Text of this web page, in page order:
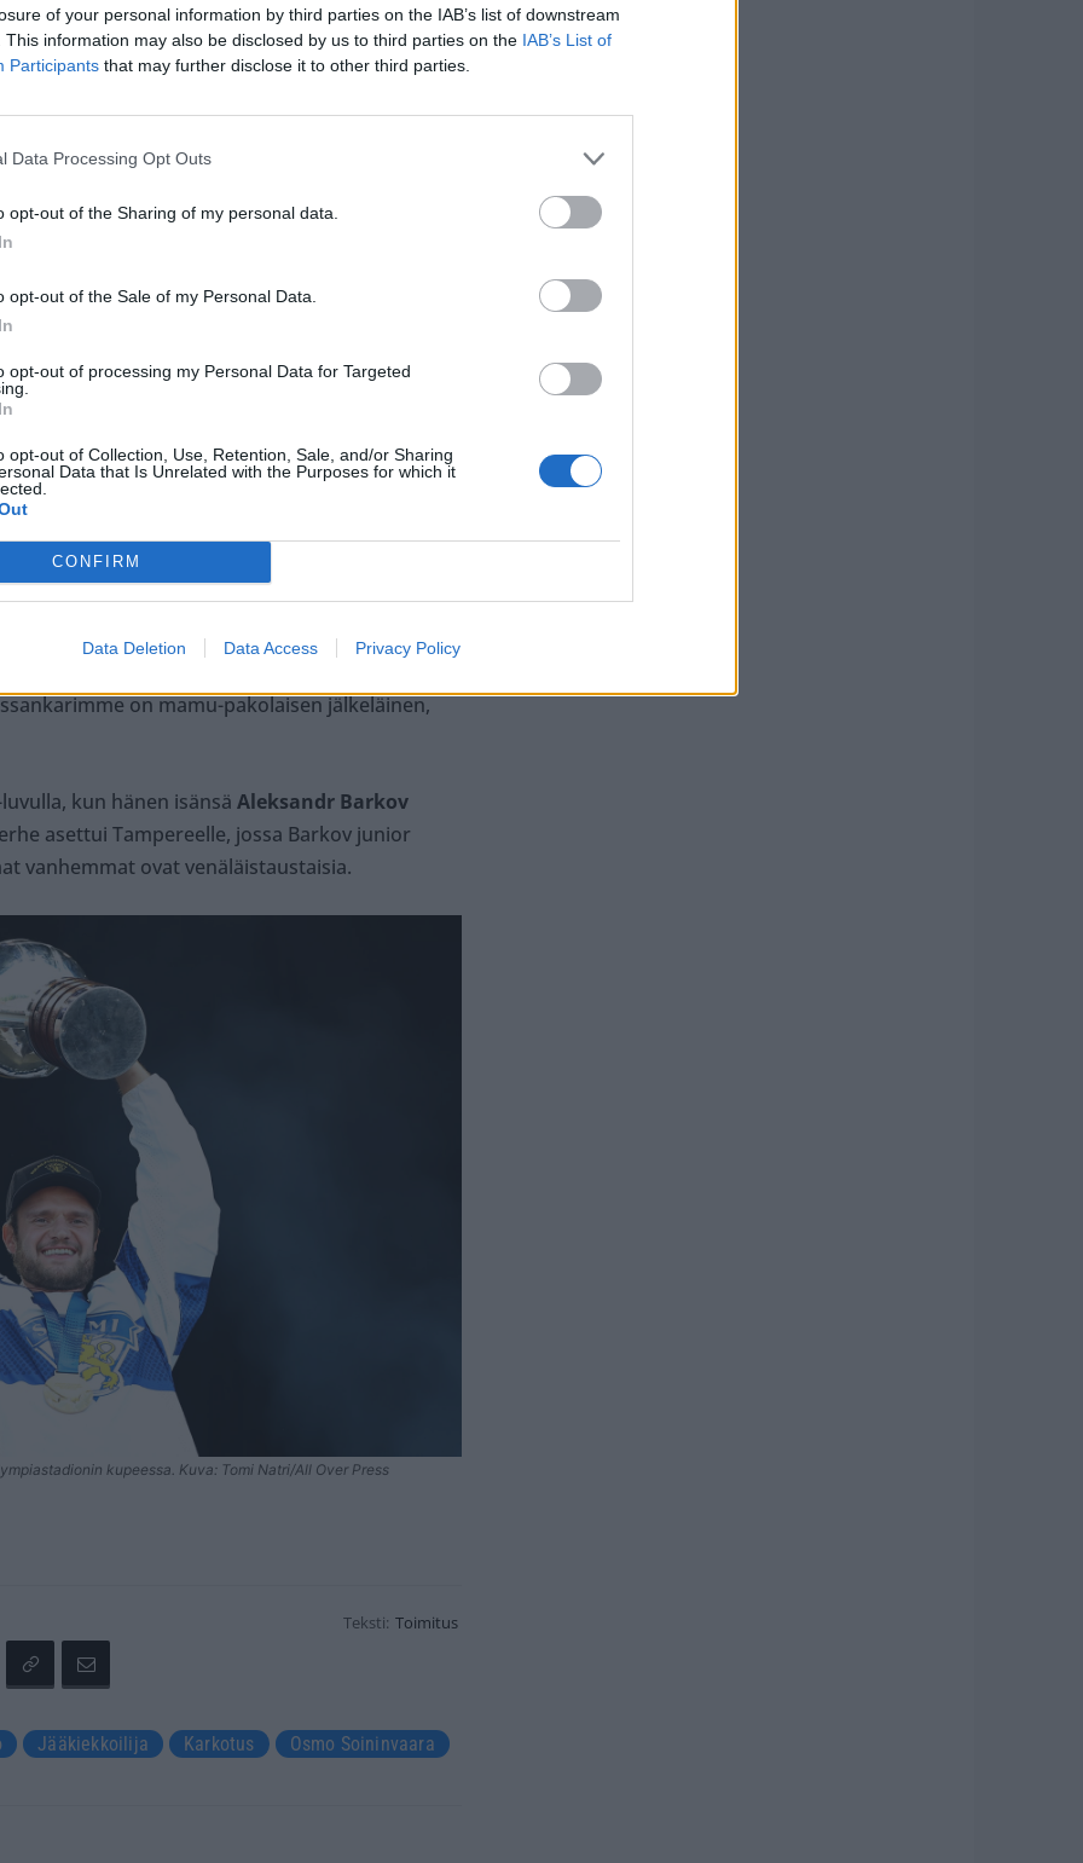
of your personal information by third parties on the IAB’s list of downstream
This information may also be disclosed by us to third parties on the IAB’s List of
Participants that may further disclose it to other third parties.
Data Processing Opt Outs
opt-out of the Sharing of my personal data.
opt-out of the Sale of my Personal Data.
opt-out of processing my Personal Data for Targeted
opt-out of Collection, Use, Retention, Sale, and/or Sharing
Data that Is Unrelated with the Purposes for which it
CONFIRM
Data Deletion Data Access Privacy Policy
mutta kukin tyylillään. Sua on
jotenkin fiksuna vihreänä, mutta tämähän on
on ihmisvihaajia ja haluaa kaikki
että tämän tason poliitikko pistää puurot
pilata mestaruusjuhlat omalla
niin että persut mahdollistivat Suomen MM-
päästäisi katkeruuttasi pintaan, kommentoi Jyrki
Ari Oikarinen.
kommenttiin ja täsmensi tarkoitustaan.
on mamu-pakolaisen jälkeläinen,
kun hänen isänsä Aleksandr Barkov
asettui Tampereelle, jossa Barkov junior
vanhemmat ovat venäläistaustaisia.
kupeessa. Kuva: Tomi Natri/All Over Press
Teksti: Toimitus
Jääkiekkoilija Karkotus
Osmo Soininvaara